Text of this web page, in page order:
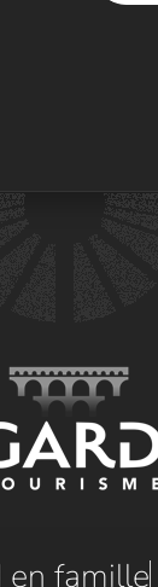
en famille